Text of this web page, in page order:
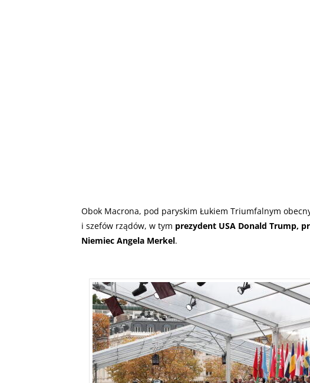
Obok Macrona, pod paryskim Łukiem Triumfalnym
i szefów rządów, w tym prezydent USA Donald Trump,
Niemiec Angela Merkel.